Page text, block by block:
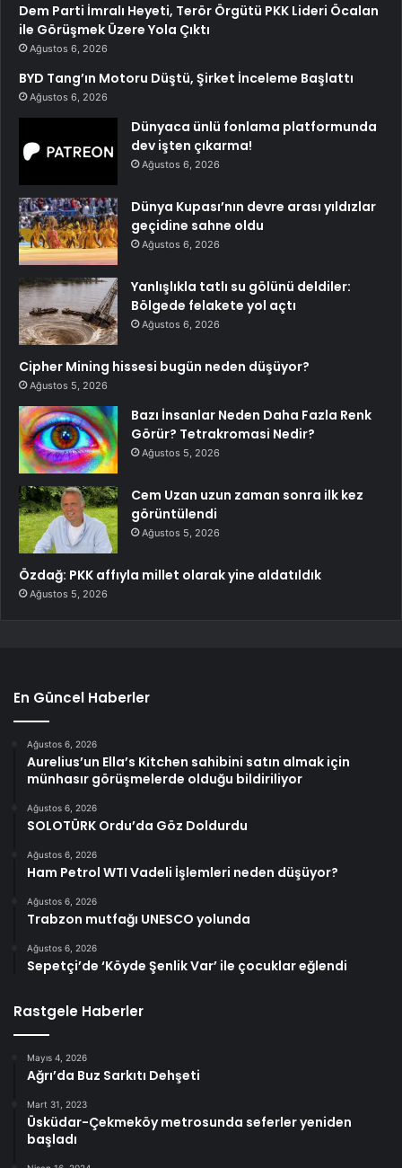
Dem Parti İmralı Heyeti, Terör Örgütü PKK Lideri Öcalan
ile Görüşmek Üzere Yola Çıktı
Ağustos 6, 2026
BYD Tang’ın Motoru Düştü, Şirket İnceleme Başlattı
Ağustos 6, 2026
Dünyaca ünlü fonlama platformunda
dev işten çıkarma!
Ağustos 6, 2026
Dünya Kupası’nın devre arası yıldızlar
geçidine sahne oldu
Ağustos 6, 2026
Yanlışlıkla tatlı su gölünü deldiler:
Bölgede felakete yol açtı
Ağustos 6, 2026
Cipher Mining hissesi bugün neden düşüyor?
Ağustos 5, 2026
Bazı İnsanlar Neden Daha Fazla Renk
Görür? Tetrakromasi Nedir?
Ağustos 5, 2026
Cem Uzan uzun zaman sonra ilk kez
görüntülendi
Ağustos 5, 2026
Özdağ: PKK affıyla millet olarak yine aldatıldık
Ağustos 5, 2026
En Güncel Haberler
Ağustos 6, 2026
Aurelius’un Ella’s Kitchen sahibini satın almak için
münhasır görüşmelerde olduğu bildiriliyor
Ağustos 6, 2026
SOLOTÜRK Ordu’da Göz Doldurdu
Ağustos 6, 2026
Ham Petrol WTI Vadeli İşlemleri neden düşüyor?
Ağustos 6, 2026
Trabzon mutfağı UNESCO yolunda
Ağustos 6, 2026
Sepetçi’de ‘Köyde Şenlik Var’ ile çocuklar eğlendi
Rastgele Haberler
Mayıs 4, 2026
Ağrı’da Buz Sarkıtı Dehşeti
Mart 31, 2023
Üsküdar-Çekmeköy metrosunda seferler yeniden
başladı